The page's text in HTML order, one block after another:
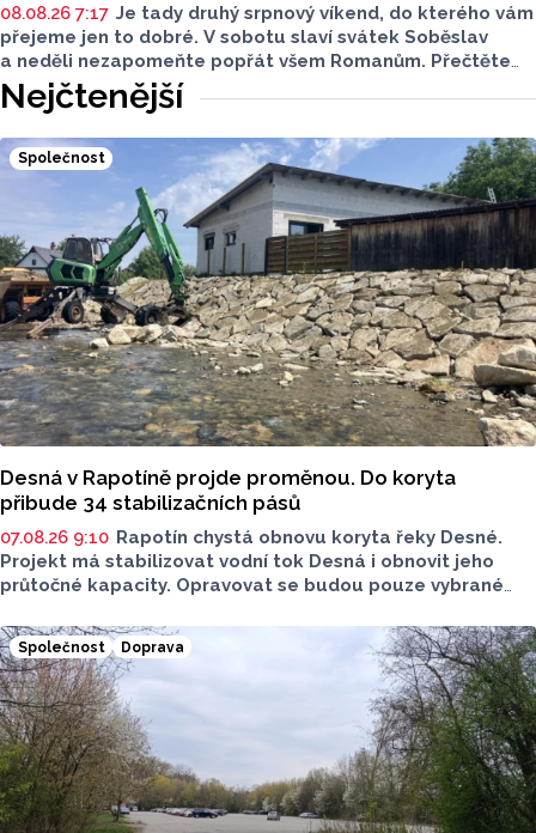
08.08.26 7:17 Je tady druhý srpnový víkend, do kterého vám
přejeme jen to dobré. V sobotu slaví svátek Soběslav
a neděli nezapomeňte popřát všem Romanům. Přečtěte
si svůj horoskop a mějte pěkný víkend.
Nejčtenější
Společnost
Desná v Rapotíně projde proměnou. Do koryta
přibude 34 stabilizačních pásů
07.08.26 9:10 Rapotín chystá obnovu koryta řeky Desné.
Projekt má stabilizovat vodní tok Desná i obnovit jeho
průtočné kapacity. Opravovat se budou pouze vybrané
samostatných stavebních projektů.
Společnost Doprava